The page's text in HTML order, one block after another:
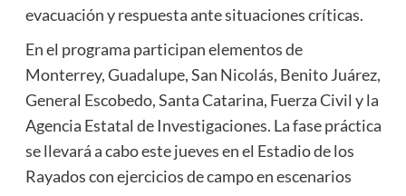
evacuación y respuesta ante situaciones críticas.
En el programa participan elementos de
Monterrey, Guadalupe, San Nicolás, Benito Juárez,
General Escobedo, Santa Catarina, Fuerza Civil y la
Agencia Estatal de Investigaciones. La fase práctica
se llevará a cabo este jueves en el Estadio de los
Rayados con ejercicios de campo en escenarios